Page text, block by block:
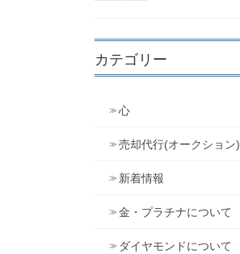
カテゴリー
心
売却代行(オークション)
新着情報
金・プラチナについて
ダイヤモンドについて